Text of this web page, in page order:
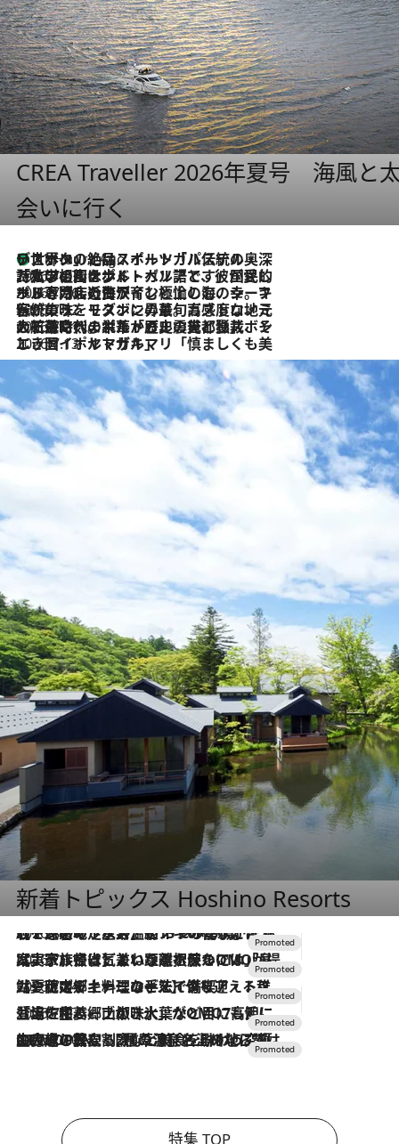
CREA Traveller 2026年夏号 海風と
会いに行く
11 Hours Ago
リスボンの絶品スイーツ「パステル・デ・ナタ」とは？ポルトガル伝統の奥深い世界へ
2026.7.27
「私の祖国はポルトガル語です」国民的詩人フェルナンド・ペソアと、彼が愛した文学の街を歩く
2026.7.26
ポルトガル近海が育む極上の海の幸。キリリと冷えた白ワインと愉しむ、シーフード専門店の贅沢
2026.7.22
伝統の味をモダンに昇華。高感度な地元客が集う、リスボンの最旬ガストロノミー
2026.7.21
大航海時代の栄華から、震災、独裁、そして革命へ。ポルトガル・首都リスボンの石畳に刻まれた「歴史の光と影」
2026.7.13
エッセイ・ヤマザキマリ「慎ましくも美しき国 ポルトガル」
新着トピックス Hoshino Resorts
2026.8.7
【トンボの足水浴】ヒノキの香りに包まれて涼感マックス！約13℃の湧水かけ流しを避暑地「星野温泉 トンボの湯」で体験
2026.7.31
【ホテル帰省】という選択肢をOMOが提案。家族とほどよい距離を保つには「昼は実家、夜は気兼ねなくホテルで！」
2026.7.24
【夏限定ディナーコース】旬を迎える稚鮎や花ズッキーニなどをイタリア・トスカーナの郷土料理の手法で満喫！
2026.7.17
「土佐和ハーブかき氷」がOMO7高知に登場！生姜、山椒、大葉など目にも舌にも涼を呼ぶ郷土の味
2026.7.10
NEW OPEN！【界 草津】名湯の地に誕生。趣の異なる2種の温泉と上州ならではの会席・蕎麦割烹など美食を味わう究極の癒やし旅
特集 TOP